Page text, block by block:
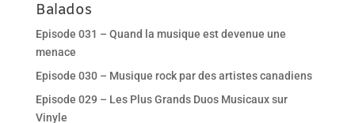
Balados
Episode 031 – Quand la musique est devenue une
menace
Episode 030 – Musique rock par des artistes canadiens
Episode 029 – Les Plus Grands Duos Musicaux sur
Vinyle